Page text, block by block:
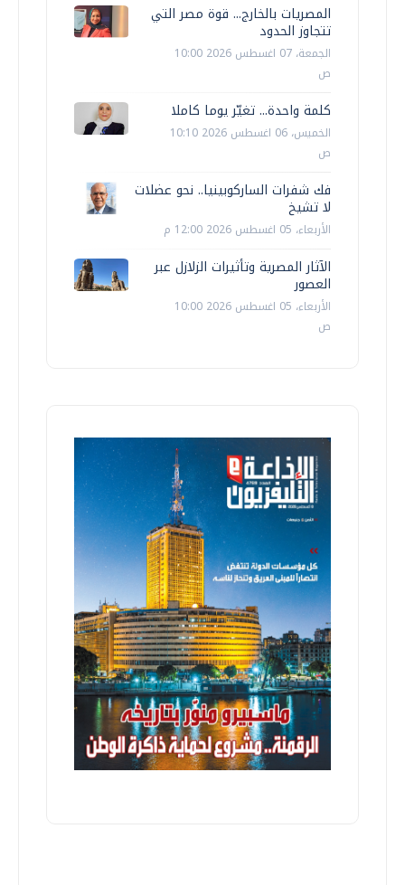
المصريات بالخارج... قوة مصر التي
تتجاوز الحدود
الجمعة، 07 اغسطس 2026 10:00
ص
كلمة واحدة... تغيّر يوما كاملا
الخميس، 06 اغسطس 2026 10:10
ص
فك شفرات الساركوبينيا.. نحو عضلات
لا تشيخ
الأربعاء، 05 اغسطس 2026 12:00 م
الآثار المصرية وتأثيرات الزلازل عبر
العصور
الأربعاء، 05 اغسطس 2026 10:00
ص